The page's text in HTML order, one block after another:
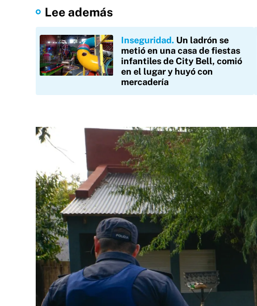
Lee además
Inseguridad Un ladrón se
metió en una casa de fiestas
infantiles de City Bell, comió
en el lugar y huyó con
mercadería